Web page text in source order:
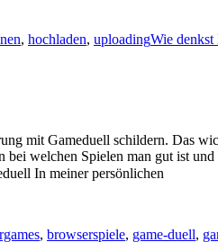
, hochladen, uploadingWie denkst
mit Gameduell schildern. Das
welchen Spielen man gut ist
In meiner persönlichen
, browserspiele, game-duell,